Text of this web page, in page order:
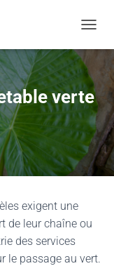
verte
exigent une
de leur chaîne ou
des services
le passage au vert.